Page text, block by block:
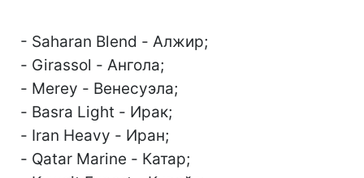
- Saharan Blend - Алжир;
- Girassol - Ангола;
- Merey - Венесуэла;
- Basra Light - Ирак;
- Iran Heavy - Иран;
- Qatar Marine - Катар;